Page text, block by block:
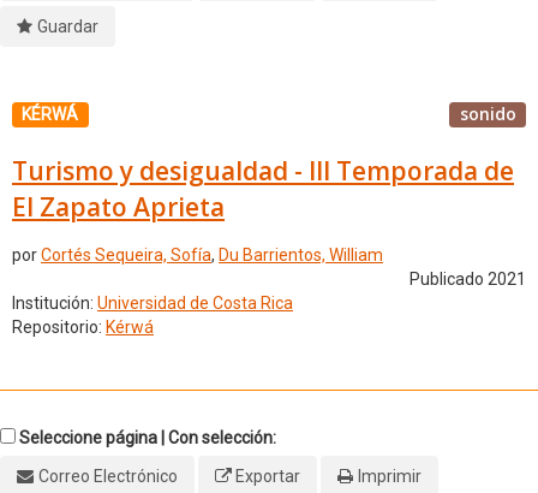
Guardar
KÉRWÁ sonido
Turismo y desigualdad - III Temporada de
El Zapato Aprieta
porCortés Sequeira, Sofía, Du Barrientos, William
Publicado 2021
Institución: Universidad de Costa Rica
Repositorio: Kérwá
Seleccione página | Con selección:
Correo Electrónico
Exportar Imprimir